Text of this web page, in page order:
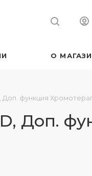
О
Доп. функция
Доп.